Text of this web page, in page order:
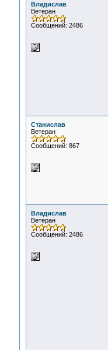
Владислав
Ветеран
Сообщений: 2486
Станислав
Ветеран
Сообщений: 867
Владислав
Ветеран
Сообщений: 2486